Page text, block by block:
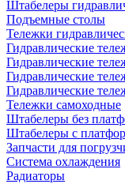
Штабелеры
Подъемные столы
Тележки
Гидравлические
Гидравлические
Гидравлические
Гидравлические
Тележки самоходные
Штабелеры без
Штабелеры с
Запчасти для
Система охлаждения
Радиаторы